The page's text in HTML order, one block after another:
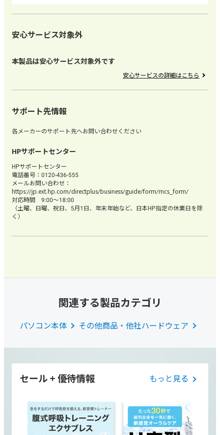
安心サービス対象外
本製品は安心サービス対象外です
安心サービスの詳細はこちら
サポート先情報
各メーカーのサポート先へお問い合わせください
HPサポートセンター
HPサポートセンター
電話番号：0120-436-555
メールお問い合わせ：
https://jp.ext.hp.com/directplus/business/guide/form/mcs_form/
対応時間 9:00～18:00
（土曜、日曜、祝日、5月1日、年末年始など、日本HP指定の休業日を除
く）
関連する製品カテゴリ
パソコン本体 その他商品・他社ハードウェア
セール + 優待情報 もっと見る